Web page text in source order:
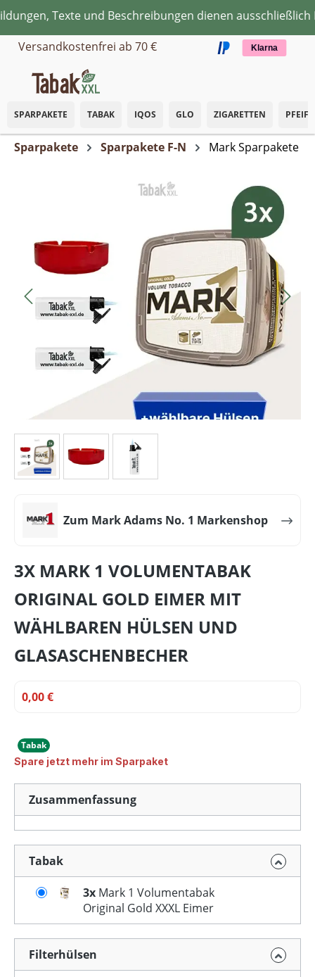
Zum Hauptinhalt springen
Texte und Beschreibungen dienen ausschließlich
Versandkostenfrei ab 70 €
Klarna
SPARPAKETE TABAK IQOS GLO ZIGARETTEN
Sparpakete Sparpakete F-N Mark Sparpakete
Zum Mark Adams No. 1 Markenshop
3X MARK 1 VOLUMENTABAK
ORIGINAL GOLD EIMER MIT
WÄHLBAREN HÜLSEN UND
GLASASCHENBECHER
0,00 €
Tabak
Spare jetzt mehr im Sparpaket
Zusammenfassung
Tabak
3x Mark 1 Volumentabak
Original Gold XXXL Eimer
Filterhülsen